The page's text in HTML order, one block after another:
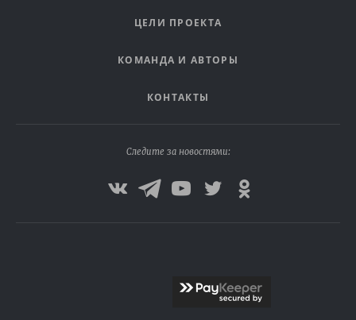
ЦЕЛИ ПРОЕКТА
КОМАНДА И АВТОРЫ
КОНТАКТЫ
Следите за новостями: